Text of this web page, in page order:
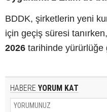
BDDK, şirketlerin yeni
için geçiş süresi
2026 tarihinde yürürlüğe
HABERE YORUM KAT